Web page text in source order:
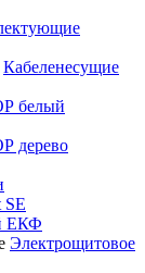
Кабеленесущие
белый
дерево
SE
ЕКФ
Электрощитовое